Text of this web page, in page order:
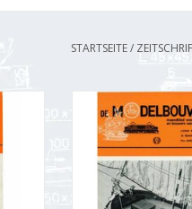
STARTSEITE/
De Modelbouwer
Jahrgang "Der
Ausgabe : 69.003
ZUM WARENKORB